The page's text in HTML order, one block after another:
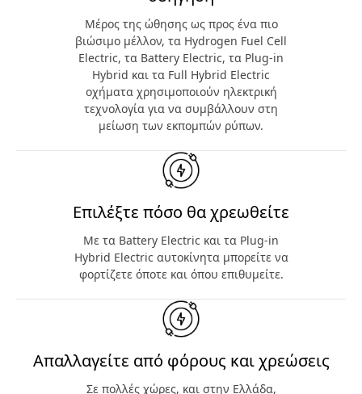
Μέρος της ώθησης ως προς ένα πιο
βιώσιμο μέλλον, τα Hydrogen Fuel Cell
Electric, τα Battery Electric, τα Plug-in
Hybrid και τα Full Hybrid Electric
οχήματα χρησιμοποιούν ηλεκτρική
τεχνολογία για να συμβάλλουν στη
μείωση των εκπομπών ρύπων.
Επιλέξτε πόσο θα χρεωθείτε
Με τα Battery Electric και τα Plug-in
Hybrid Electric αυτοκίνητα μπορείτε να
φορτίζετε όποτε και όπου επιθυμείτε.
Απαλλαγείτε από φόρους και χρεώσεις
Σε πολλές χώρες, και στην Ελλάδα,